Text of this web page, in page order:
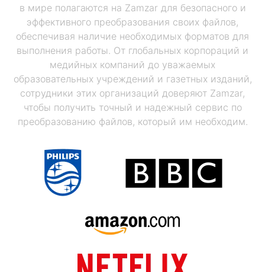
в мире полагаются на Zamzar для безопасного и
эффективного преобразования своих файлов,
обеспечивая наличие необходимых форматов для
выполнения работы. От глобальных корпораций и
медийных компаний до уважаемых
образовательных учреждений и газетных изданий,
сотрудники этих организаций доверяют Zamzar,
чтобы получить точный и надежный сервис по
преобразованию файлов, который им необходим.